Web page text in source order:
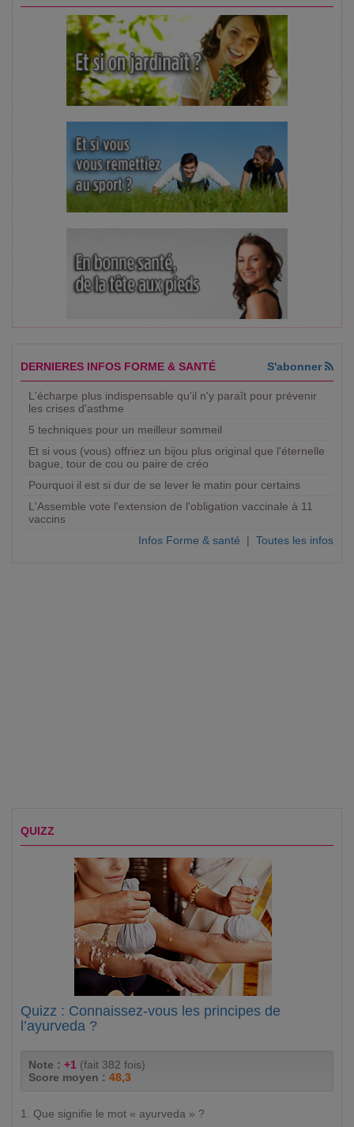
DERNIERES INFOS FORME & SANTÉ S'abonner
L'écharpe plus indispensable qu'il n'y paraît pour prévenir
les crises d'asthme
5 techniques pour un meilleur sommeil
Et si vous (vous) offriez un bijou plus original que l'éternelle
bague, tour de cou ou paire de créo
Pourquoi il est si dur de se lever le matin pour certains
L'Assemble vote l'extension de l'obligation vaccinale à 11
vaccins
Infos Forme & santé | Toutes les infos
QUIZZ
Quizz : Connaissez-vous les principes de
l’ayurveda ?
Note : +1 (fait 382 fois)
Score moyen : 48,3
1. Que signifie le mot « ayurveda » ?